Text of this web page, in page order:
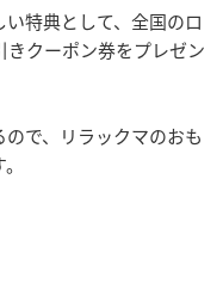
特典として、全国のロ
クーポン券をプレゼン
で、リラックマのおも